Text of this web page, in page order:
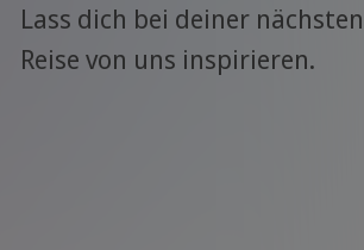
Lass dich bei deiner nächsten
Reise von uns inspirieren.